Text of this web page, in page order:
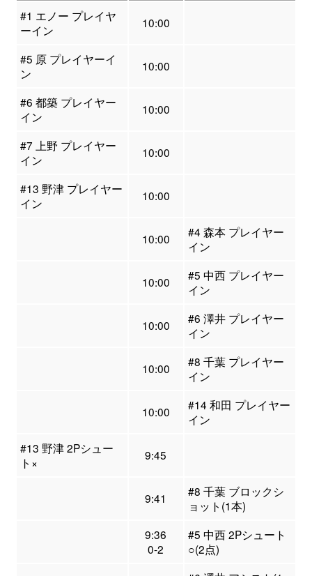
#1 エノー プレイヤ
ーイン
10:00
#5 原 プレイヤーイ
ン
10:00
#6 都築 プレイヤー
イン
10:00
#7 上野 プレイヤー
イン
10:00
#13 野津 プレイヤー
イン
10:00
10:00
#4 森本 プレイヤー
イン
10:00
#5 中西 プレイヤー
イン
10:00
#6 澤井 プレイヤー
イン
10:00
#8 千葉 プレイヤー
イン
10:00
#14 和田 プレイヤー
イン
#13 野津 2Pシュー
ト×
9:45
9:41
#8 千葉 ブロックシ
ョット(1本)
9:36
0-2
#5 中西 2Pシュート
○(2点)